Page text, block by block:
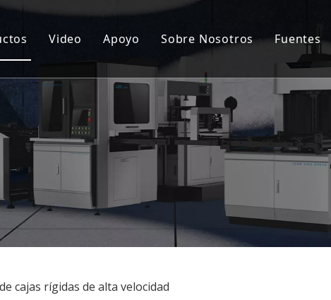
automática para fabricar cajas rígidas
de tapa dura y caja rígida
semiautomática para fabricar cajas rígidas
Video
Apoyo
Servicio postventa
Preguntas más frecuentes
Caso
Sobre Nosotros
Fuentes
cajas rígidas de alta velocidad